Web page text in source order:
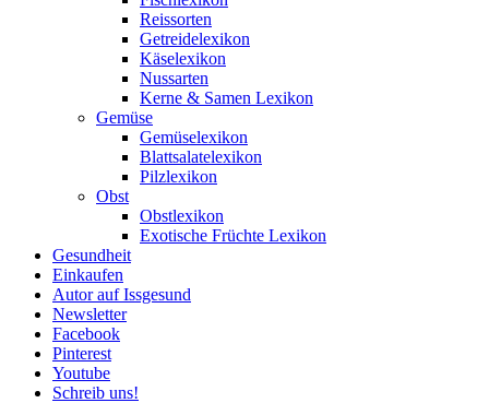
Reissorten
Getreidelexikon
Käselexikon
Nussarten
Kerne & Samen Lexikon
Gemüse
Gemüselexikon
Blattsalatelexikon
Pilzlexikon
Obst
Obstlexikon
Exotische Früchte Lexikon
Gesundheit
Einkaufen
Autor auf Issgesund
Newsletter
Facebook
Pinterest
Youtube
Schreib uns!